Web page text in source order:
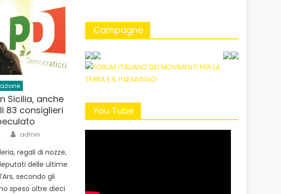
Sicilia, anche
83 consiglieri
Author
admin
regali di nozze,
delle ultime
secondo gli
speso oltre dieci
Campagne
You Tube